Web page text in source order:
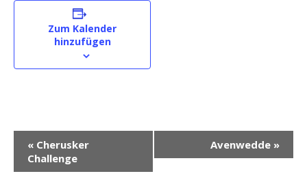
Zum Kalender
hinzufügen
a
« Cherusker
Challenge
Avenwedde »